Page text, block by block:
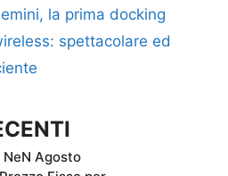
la prima docking
spettacolare ed
NeN Agosto